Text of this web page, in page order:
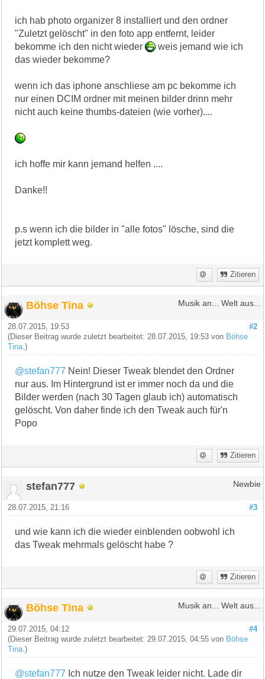
ich hab photo organizer 8 installiert und den ordner
"Zuletzt gelöscht" in den foto app entfernt, leider
bekomme ich den nicht wieder
weis jemand wie ich
das wieder bekomme?
wenn ich das iphone anschliese am pc bekomme ich
nur einen DCIM ordner mit meinen bilder drinn mehr
nicht auch keine thumbs-dateien (wie vorher)....
ich hoffe mir kann jemand helfen ....
Danke!!
p.s wenn ich die bilder in "alle fotos" lösche, sind die
jetzt komplett weg.
Zitieren
Böhse Tina Musik an... Welt aus...
#2
28.07.2015, 19:53
(Dieser Beitrag wurde zuletzt bearbeitet: 28.07.2015, 19:53 von Böhse
Tina .)
@stefan777 Nein! Dieser Tweak blendet den Ordner
nur aus. Im Hintergrund ist er immer noch da und die
Bilder werden (nach 30 Tagen glaub ich) automatisch
gelöscht. Von daher finde ich den Tweak auch für'n
Popo
Zitieren
stefan777 Newbie
#3
28.07.2015, 21:16
und wie kann ich die wieder einblenden oobwohl ich
das Tweak mehrmals gelöscht habe ?
Zitieren
Böhse Tina Musik an... Welt aus...
#4
29.07.2015, 04:12
(Dieser Beitrag wurde zuletzt bearbeitet: 29.07.2015, 04:55 von Böhse
Tina .)
@stefan777 Ich nutze den Tweak leider nicht. Lade dir